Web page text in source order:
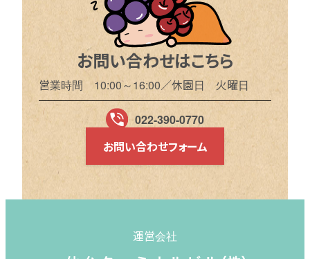
お問い合わせはこちら
営業時間 10:00～16:00／休園日 火曜日
022-390-0770
お問い合わせフォーム
運営会社